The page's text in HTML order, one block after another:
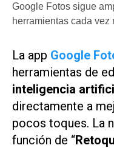
Google Fotos sigue
herramientas cada vez
La app Google
herramientas de
inteligencia
directamente a
pocos toques. La
función de “